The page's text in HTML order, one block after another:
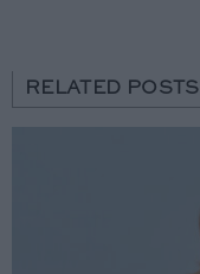
RELATED POSTS